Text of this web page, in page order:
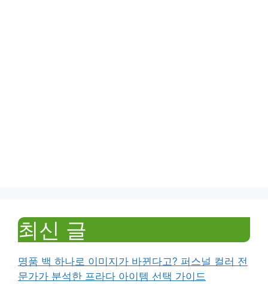
최신 글
명품 백 하나로 이미지가 바뀐다고? 퍼스널 컬러 전
문가가 분석한 프라다 아이템 선택 가이드